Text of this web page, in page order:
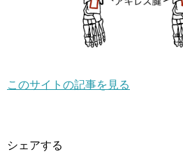
このサイトの記事を見る
シェアする